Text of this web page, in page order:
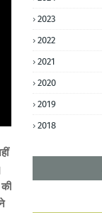
2023
2022
2021
2020
2019
2018